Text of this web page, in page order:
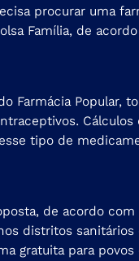
procurar uma
Família, de
Farmácia Popular,
tipo de
de acordo
distritos sanitários
gratuita para povos